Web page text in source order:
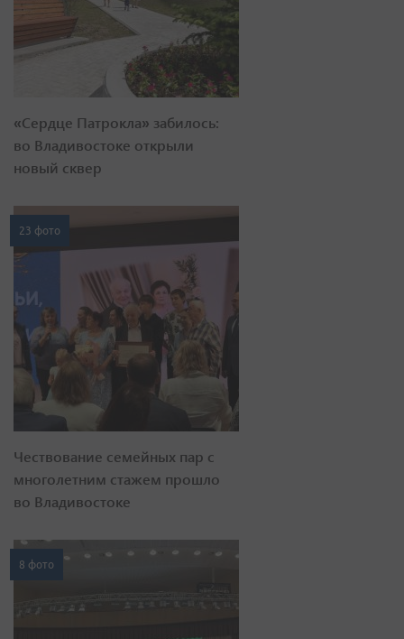
«Сердце Патрокла» забилось:
во Владивостоке открыли
новый сквер
23 фото
Чествование семейных пар с
многолетним стажем прошло
во Владивостоке
8 фото